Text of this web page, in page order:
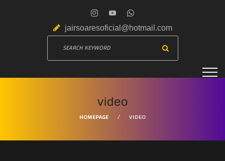
jairsoaresoficial@hotmail.com
video
HOMEPAGE VIDEO